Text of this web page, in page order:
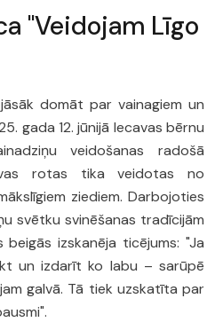
"Veidojam Līgo
domāt par vainagiem un
gada 12. jūnijā Iecavas bērnu
veidošanas radošā
rotas tika veidotas no
ziediem. Darbojoties
svētku svinēšanas tradīcijām
izskanēja ticējums: "Ja
un izdarīt ko labu – sarūpē
galvā. Tā tiek uzskatīta par